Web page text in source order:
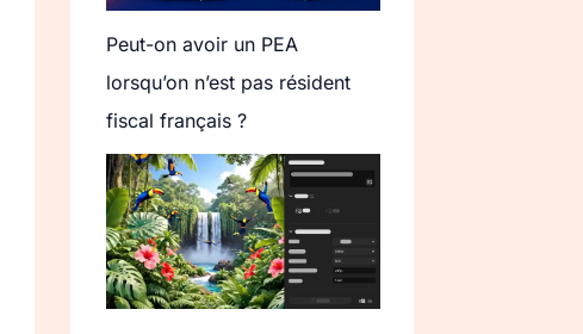
Peut-on avoir un PEA
lorsqu’on n’est pas résident
fiscal français ?